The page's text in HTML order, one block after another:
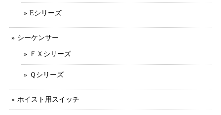
Eシリーズ
シーケンサー
ＦＸシリーズ
Ｑシリーズ
ホイスト用スイッチ